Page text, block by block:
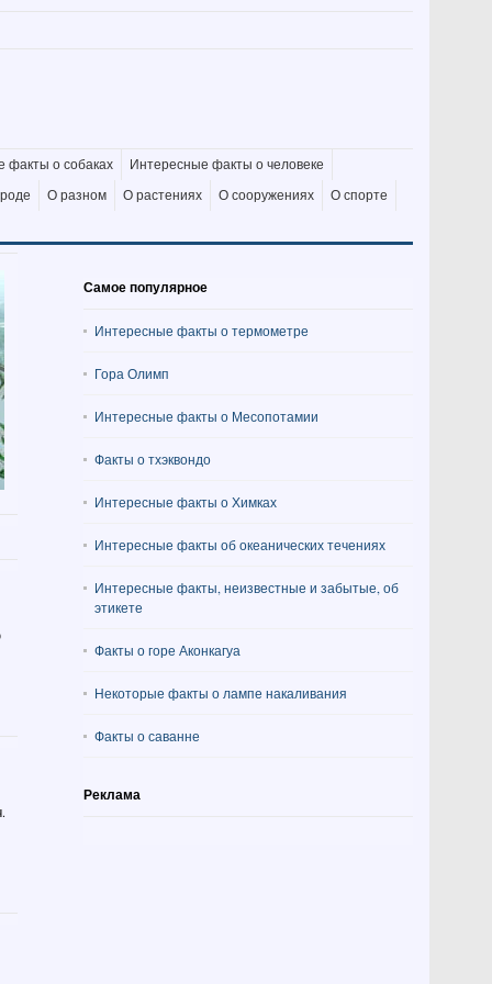
факты о собаках
Интересные факты о человеке
О разном О растениях О сооружениях О спорте
Самое популярное
Интересные факты о термометре
Гора Олимп
Интересные факты о Месопотамии
Факты о тхэквондо
Интересные факты о Химках
Интересные факты об океанических течениях
Интересные факты, неизвестные и забытые, об
этикете
Факты о горе Аконкагуа
Некоторые факты о лампе накаливания
Факты о саванне
Реклама